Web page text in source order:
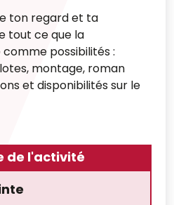
ton regard et ta
tout ce que la
possibilités :
montage, roman
et disponibilités sur le
de l'activité